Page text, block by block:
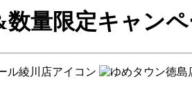
量限定キャンペ